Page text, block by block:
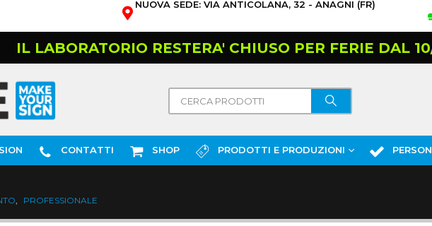
NUOVA SEDE: VIA ANTICOLANA, 32 - ANAGNI (FR)
IL LABORATORIO RESTERA' CHIUSO PER FERIE DAL
CONTATTI SHOP PRODOTTI E PRODUZIONI
, PROFESSIONALE